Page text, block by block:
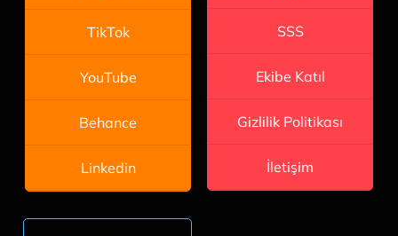
TikTok
YouTube
Behance
Linkedin
SSS
Ekibe Katıl
Gizlilik Politikası
İletişim